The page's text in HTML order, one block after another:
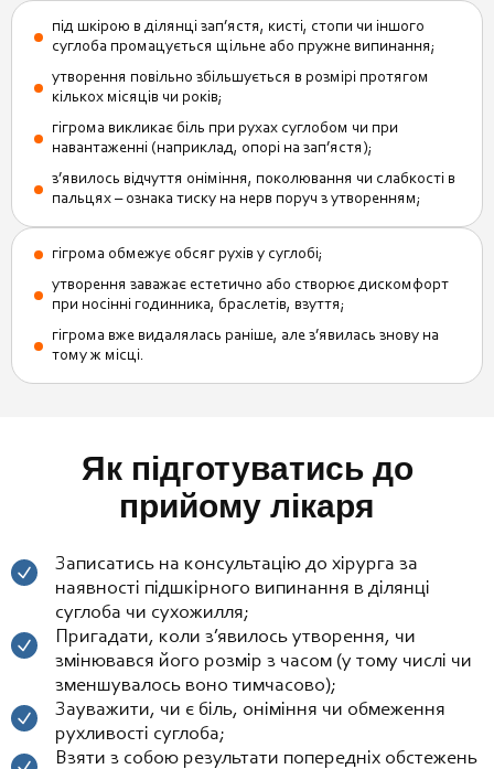
під шкірою в ділянці зап’ястя, кисті, стопи чи іншого
суглоба промацується щільне або пружне випинання;
утворення повільно збільшується в розмірі протягом
кількох місяців чи років;
гігрома викликає біль при рухах суглобом чи при
навантаженні (наприклад, опорі на зап’ястя);
з’явилось відчуття оніміння, поколювання чи слабкості в
пальцях – ознака тиску на нерв поруч з утворенням;
гігрома обмежує обсяг рухів у суглобі;
утворення заважає естетично або створює дискомфорт
при носінні годинника, браслетів, взуття;
гігрома вже видалялась раніше, але з’явилась знову на
тому ж місці.
Як підготуватись до
прийому лікаря
Записатись на консультацію до хірурга за
наявності підшкірного випинання в ділянці
суглоба чи сухожилля;
Пригадати, коли з’явилось утворення, чи
змінювався його розмір з часом (у тому числі чи
зменшувалось воно тимчасово);
Зауважити, чи є біль, оніміння чи обмеження
рухливості суглоба;
Взяти з собою результати попередніх обстежень